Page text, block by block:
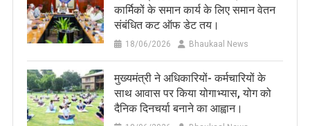
कार्मिकों के समान कार्य के लिए समान वेतन
संबंधित कट ऑफ डेट तय।
18/06/2026 Bhaukaal News
मुख्यमंत्री ने अधिकारियों- कर्मचारियों के
साथ आवास पर किया योगाभ्यास, योग को
दैनिक दिनचर्या बनाने का आह्वान।